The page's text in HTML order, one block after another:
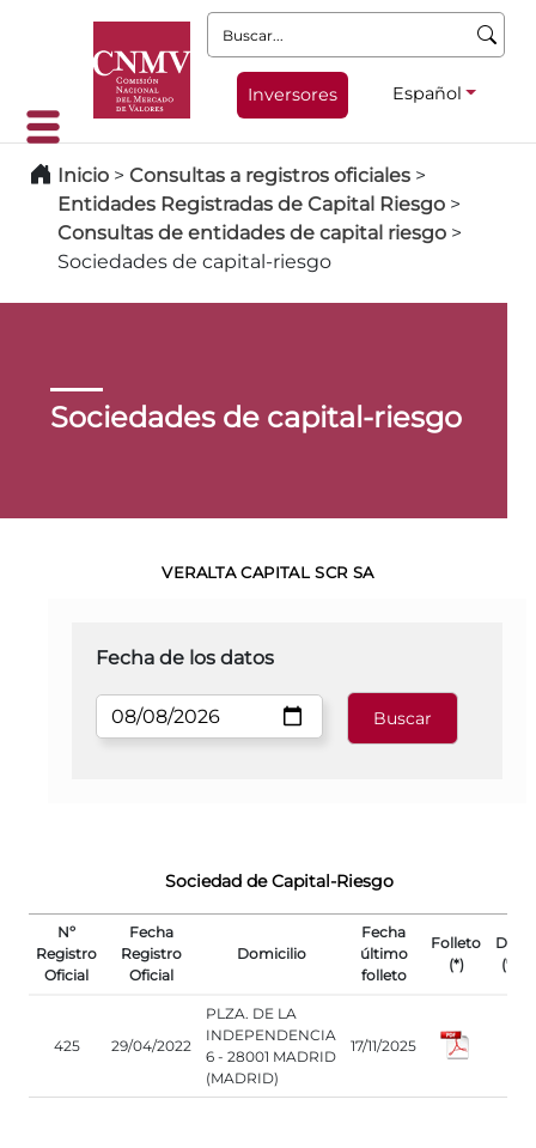
Buscar:
Inversores Español
Inicio > Consultas a registros oficiales >
Entidades Registradas de Capital Riesgo >
Consultas de entidades de capital riesgo >
Sociedades de capital-riesgo
Sociedades de capital-riesgo
VERALTA CAPITAL SCR SA
Fecha de los datos
Sociedad de Capital-Riesgo
Nº
Registro
Oficial
Fecha
Registro
Oficial
Domicilio
Fecha
último
folleto
Folleto
(*)
DFI
(*)
425 29/04/2022
PLZA. DE LA
INDEPENDENCIA
6 - 28001 MADRID
(MADRID)
17/11/2025